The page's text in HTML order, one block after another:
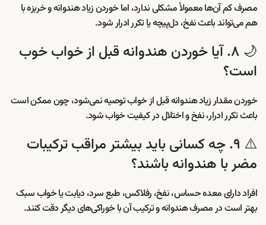
مصرف کم آن‌ها معمولاً مشکلی ندارد، اما خوردن زیاد هندوانه و خربزه با
هم می‌تواند باعث نفخ، دل‌پیچه یا تکرر ادرار شود.
🌙 ۸. آیا خوردن هندوانه قبل از خواب خوب
است؟
خوردن مقدار زیاد هندوانه قبل از خواب توصیه نمی‌شود، چون ممکن است
باعث تکرر ادرار، نفخ و اختلال در کیفیت خواب شود.
⚠️ ۹. چه کسانی باید بیشتر مراقب ترکیبات
مضر با هندوانه باشند؟
افراد دارای معده حساس، نفخ، رفلاکس، طبع سرد، دیابت یا خواب سبک
بهتر است در مصرف هندوانه و ترکیب آن با خوراکی‌های دیگر دقت کنند.